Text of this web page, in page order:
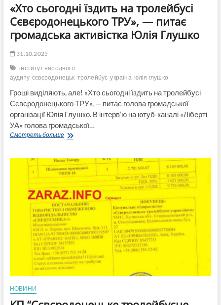
«Хто сьогодні їздить на тролейбусі
Сєвєродонецького ТРУ», — питає
громадська активістка Юлія Глушко
31.10.2025
інститут народного
аудиту сєвєродонецьк тролейбус україна юлія глушко
Гроші виділяють, але! «Хто сьогодні їздить на тролейбусі
Сєвєродонецького ТРУ», — питає голова громадської
організації Юлія Глушко. В інтерв’ю на ютуб-каналі «Ліберті
УА» голова громадської…
Смотреть больше«Хто
на
тролейбусі
Сєвєродонецького
ТРУ»,
—
питає
громадська
активістка
Юлія
Глушко
НОВИНИ